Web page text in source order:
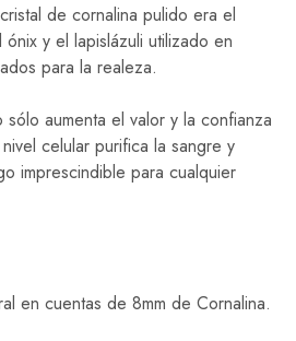
de cornalina pulido era el
y el lapislázuli utilizado en
para la realeza.
aumenta el valor y la confianza
celular purifica la sangre y
imprescindible para cualquier
en cuentas de 8mm de Cornalina.